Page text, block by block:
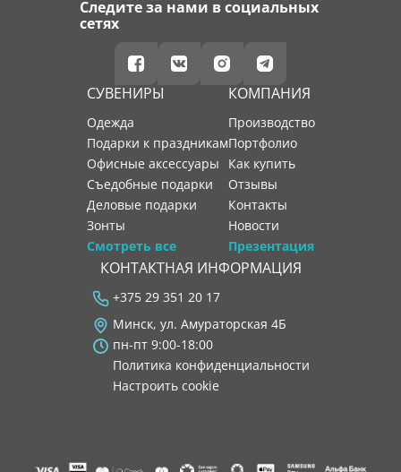
Следите за нами в социальных
сетях
СУВЕНИРЫ
Одежда
Подарки к праздникам
Офисные аксессуары
Съедобные подарки
Деловые подарки
Зонты
Смотреть все
КОМПАНИЯ
производство
портфолио
как купить
отзывы
контакты
новости
Презентация
КОНТАКТНАЯ ИНФОРМАЦИЯ
+375 29 351 20 17
Минск, ул. Амураторская 4Б
пн-пт 9:00-18:00
Политика конфиденциальности
Настроить cookie